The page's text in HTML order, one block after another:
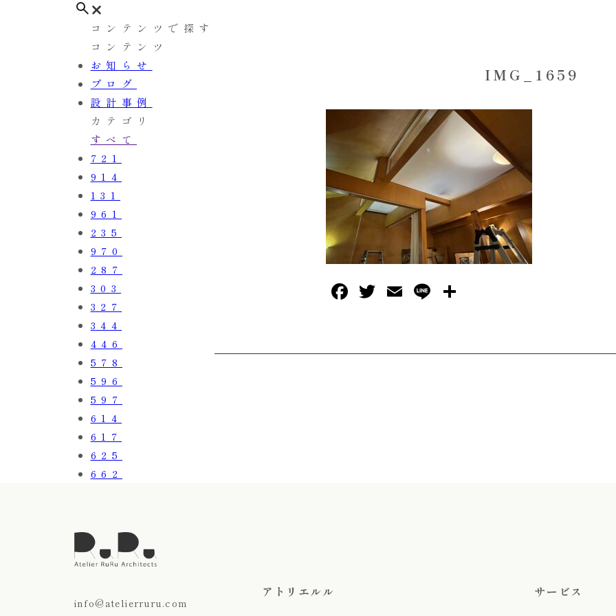
コンテンツで探す
コンテンツ
お知らせ
ブログ
設計事例
カテゴリ
すべて
721
914
131
961
235
970
287
303
327
344
446
578
596
597
614
617
625
662
IMG_1659
Facebook
Twitter
EmailLine
info@atelierruru.com
アトリエルル サービス